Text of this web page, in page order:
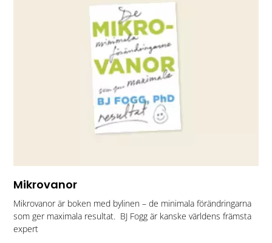
Mikrovanor
Mikrovanor är boken med bylinen – de minimala förändringarna
som ger maximala resultat. BJ Fogg är kanske världens främsta
expert